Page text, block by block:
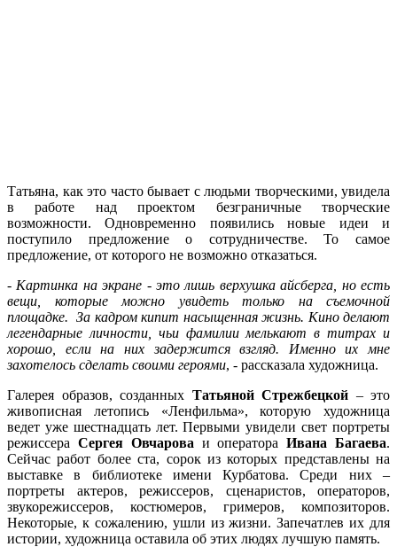
Татьяна, как это часто бывает с людьми творческими, увидела
в работе над проектом безграничные творческие
возможности. Одновременно появились новые идеи и
поступило предложение о сотрудничестве. То самое
предложение, от которого не возможно отказаться.
- Картинка на экране - это лишь верхушка айсберга, но есть
вещи, которые можно увидеть только на съемочной
площадке. За кадром кипит насыщенная жизнь. Кино делают
легендарные личности, чьи фамилии мелькают в титрах и
хорошо, если на них задержится взгляд. Именно их мне
захотелось сделать своими героями, - рассказала художница.
Галерея образов, созданных Татьяной Стрежбецкой – это
живописная летопись «Ленфильма», которую художница
ведет уже шестнадцать лет. Первыми увидели свет портреты
режиссера Сергея Овчарова и оператораИвана Багаева.
Сейчас работ более ста, сорок из которых представлены на
выставке в библиотеке имени Курбатова. Среди них –
портреты актеров, режиссеров, сценаристов, операторов,
звукорежиссеров, костюмеров, гримеров, композиторов.
Некоторые, к сожалению, ушли из жизни. Запечатлев их для
истории, художница оставила об этих людях лучшую память.